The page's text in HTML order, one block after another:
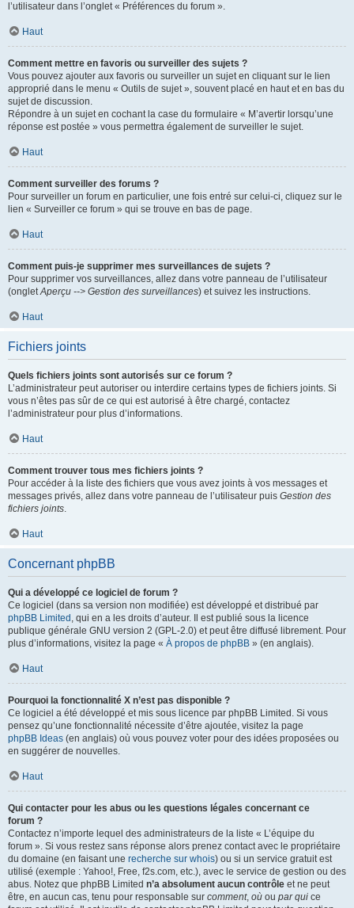
l’utilisateur dans l’onglet « Préférences du forum ».
Haut
Comment mettre en favoris ou surveiller des sujets ?
Vous pouvez ajouter aux favoris ou surveiller un sujet en cliquant sur le lien
approprié dans le menu « Outils de sujet », souvent placé en haut et en bas du
sujet de discussion.
Répondre à un sujet en cochant la case du formulaire « M’avertir lorsqu’une
réponse est postée » vous permettra également de surveiller le sujet.
Haut
Comment surveiller des forums ?
Pour surveiller un forum en particulier, une fois entré sur celui-ci, cliquez sur le
lien « Surveiller ce forum » qui se trouve en bas de page.
Haut
Comment puis-je supprimer mes surveillances de sujets ?
Pour supprimer vos surveillances, allez dans votre panneau de l’utilisateur
(ongletAperçu --> Gestion des surveillances) et suivez les instructions.
Haut
Fichiers joints
Quels fichiers joints sont autorisés sur ce forum ?
L’administrateur peut autoriser ou interdire certains types de fichiers joints. Si
vous n’êtes pas sûr de ce qui est autorisé à être chargé, contactez
l’administrateur pour plus d’informations.
Haut
Comment trouver tous mes fichiers joints ?
Pour accéder à la liste des fichiers que vous avez joints à vos messages et
messages privés, allez dans votre panneau de l’utilisateur puis Gestion des
fichiers joints.
Haut
Concernant phpBB
Qui a développé ce logiciel de forum ?
Ce logiciel (dans sa version non modifiée) est développé et distribué par
phpBB Limited , qui en a les droits d’auteur. Il est publié sous la licence
publique générale GNU version 2 (GPL-2.0) et peut être diffusé librement. Pour
plus d’informations, visitez la page « À propos de phpBB » (en anglais).
Haut
Pourquoi la fonctionnalité X n’est pas disponible ?
Ce logiciel a été développé et mis sous licence par phpBB Limited. Si vous
pensez qu’une fonctionnalité nécessite d’être ajoutée, visitez la page
phpBB Ideas (en anglais) où vous pouvez voter pour des idées proposées ou
en suggérer de nouvelles.
Haut
Qui contacter pour les abus ou les questions légales concernant ce
forum ?
Contactez n’importe lequel des administrateurs de la liste « L’équipe du
forum ». Si vous restez sans réponse alors prenez contact avec le propriétaire
du domaine (en faisant une recherche sur whois) ou si un service gratuit est
utilisé (exemple : Yahoo!, Free, f2s.com, etc.), avec le service de gestion ou des
abus. Notez que phpBB Limited n’a absolument aucun contrôle et ne peut
être, en aucun cas, tenu pour responsable sur comment, où ou par qui ce